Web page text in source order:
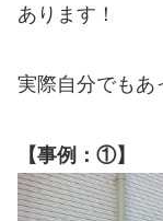
あります！
実際自分でもあ
【事例：①】